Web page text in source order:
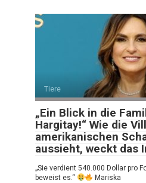
Tiere
„Ein Blick in die
Hargitay!“ Wie die
amerikanischen
aussieht, weckt das
„Sie verdient 540.000 Dollar pro
beweist es.“
Mariska